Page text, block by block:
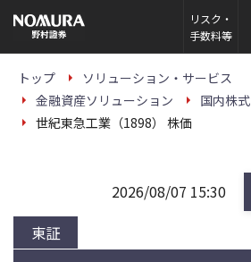
の
ー
リスク・
手数料等
トップ
ソリューション・サービス
金融資産ソリューション
国内株式
世紀東急工業（1898） 株価
東証
2026/08/07 15:30